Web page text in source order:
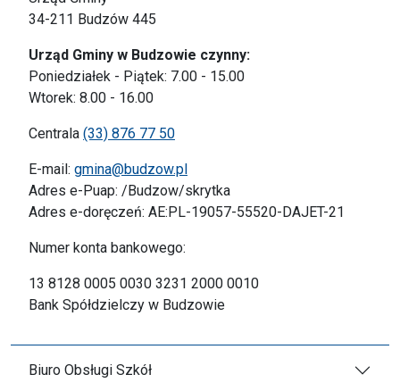
34-211 Budzów 445
Urząd Gminy w Budzowie czynny:
Poniedziałek - Piątek: 7.00 - 15.00
Wtorek: 8.00 - 16.00
Centrala (33) 876 77 50
E-mail: gmina@budzow.pl
Adres e-Puap: /Budzow/skrytka
Adres e-doręczeń: AE:PL-19057-55520-DAJET-21
Numer konta bankowego:
13 8128 0005 0030 3231 2000 0010
Bank Spółdzielczy w Budzowie
Biuro Obsługi Szkół